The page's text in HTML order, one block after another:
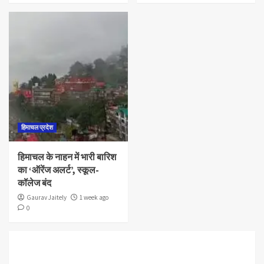
हिमाचल प्रदेश
हिमाचल के नाहन में भारी बारिश
का ‘ऑरेंज अलर्ट’, स्कूल-
कॉलेज बंद
Gaurav Jaitely
1 week ago
0